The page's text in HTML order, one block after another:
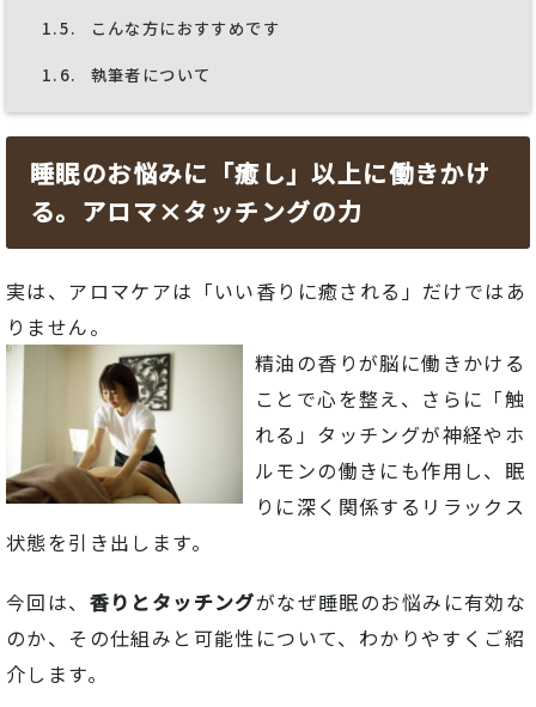
1.5. こんな方におすすめです
1.6. 執筆者について
睡眠のお悩みに「癒し」以上に働きかけ
る。アロマ×タッチングの力
実は、 アロマケアは「いい香り に癒さ れる」 だけでは あ
りません。
精油の香りが脳に働きかける
こと で心を整え、 さらに「触
れる」 タッチングが神経やホ
ルモンの働き にも作用 し、 眠
り に深く 関係する リラックス
状態を引き出し ます。
今回は、 香り とタッチングがなぜ睡眠のお悩み に有効な
のか、 その仕組み と 可能性について、 わか りやすく ご紹
介し ます。